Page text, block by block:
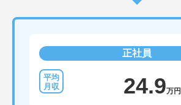
正社員
24.9万円